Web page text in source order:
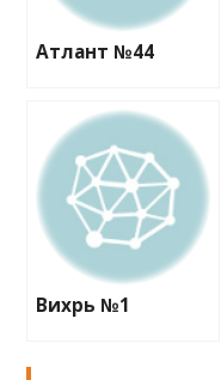
Атлант №44
Вихрь №1